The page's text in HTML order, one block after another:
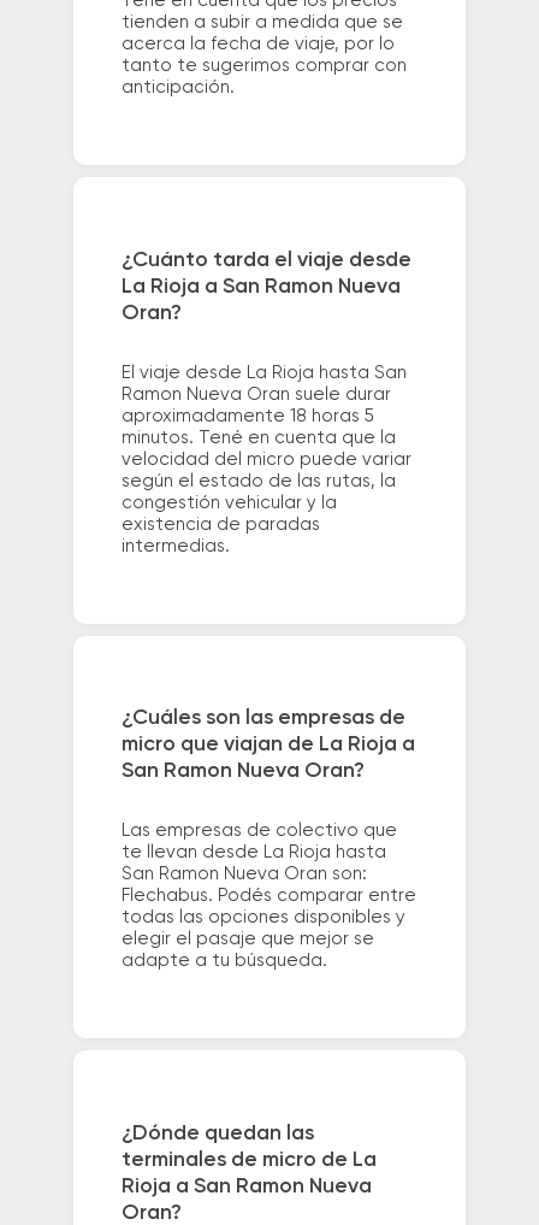
tienden a subir a medida que se
acerca la fecha de viaje, por lo
tanto te sugerimos comprar con
anticipación.
¿Cuánto tarda el viaje desde
La Rioja a San Ramon Nueva
Oran?
El viaje desde La Rioja hasta San
Ramon Nueva Oran suele durar
aproximadamente 18 horas 5
minutos. Tené en cuenta que la
velocidad del micro puede variar
según el estado de las rutas, la
congestión vehicular y la
existencia de paradas
intermedias.
¿Cuáles son las empresas de
micro que viajan de La Rioja a
San Ramon Nueva Oran?
Las empresas de colectivo que
te llevan desde La Rioja hasta
San Ramon Nueva Oran son:
Flechabus. Podés comparar entre
todas las opciones disponibles y
elegir el pasaje que mejor se
adapte a tu búsqueda.
¿Dónde quedan las
terminales de micro de La
Rioja a San Ramon Nueva
Oran?